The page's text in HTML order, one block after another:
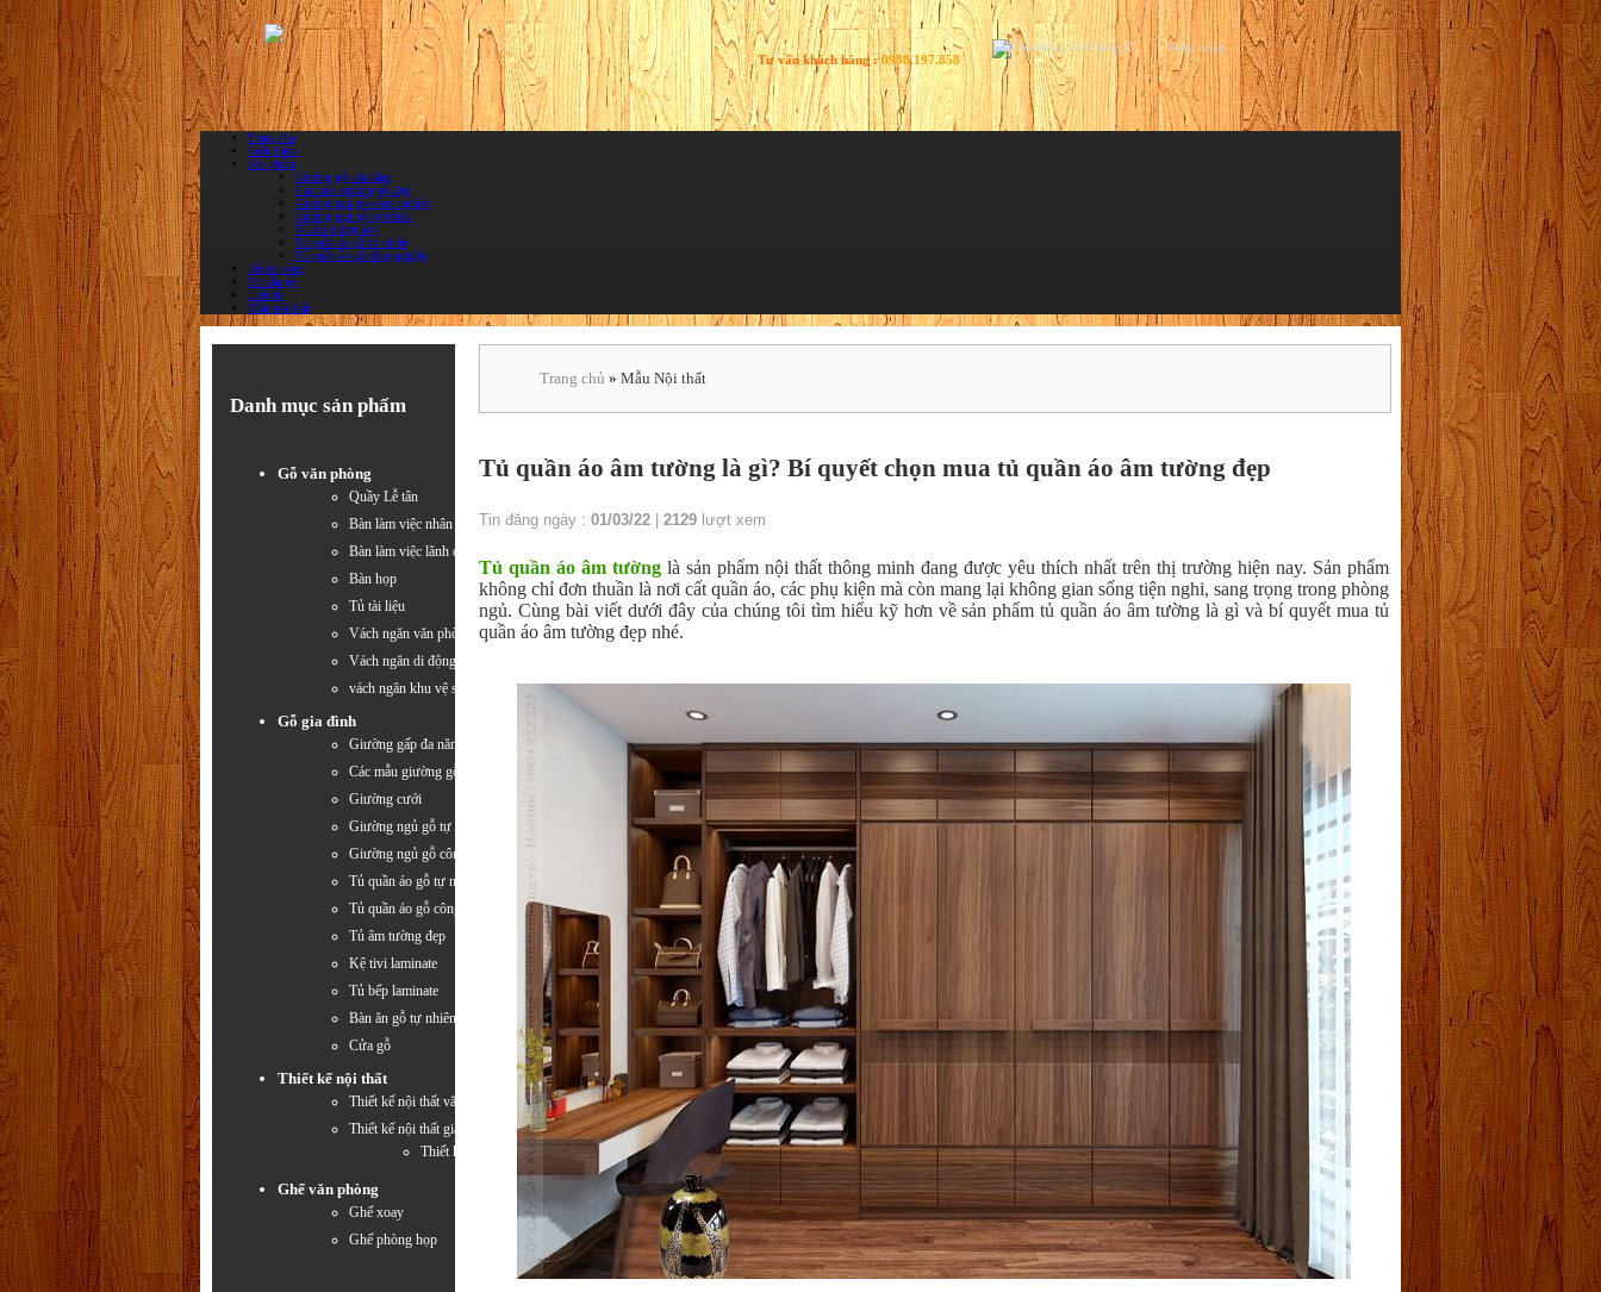
Tư vấn khách hàng :0988.197.858
Giỏ hàng (0) Đăng nhập
Trang chủ
Giới thiệu
Sản phẩm
Giường gấp đa năng
Các mẫu giường gỗ đẹp
Giường ngủ gỗ công nghiệp
Giường ngủ gỗ tự nhiên
Tủ âm tường đẹp
Tủ quần áo gỗ tự nhiên
Tủ quần áo gỗ công nghiệp
Đã thi công
Tư vấn gỗ
Liên hệ
Mẫu nội thất
Danh mục sản phẩm
Gỗ văn phòng
Quầy Lễ tân
Bàn làm việc nhân viên
Bàn làm việc lãnh đạo
Bàn họp
Tủ tài liệu
Vách ngăn văn phòng
Vách ngăn di động
vách ngăn khu vệ sinh
Gỗ gia đình
Giường gấp đa năng
Các mẫu giường gỗ đẹp
Giường cưới
Giường ngủ gỗ tự nhiên
Giường ngủ gỗ công nghiệp
Tủ quần áo gỗ tự nhiên
Tủ quần áo gỗ công nghiệp
Tủ âm tường đẹp
Kệ tivi laminate
Tủ bếp laminate
Bàn ăn gỗ tự nhiên
Cửa gỗ
Thiết kế nội thất
Thiết kế nội thất văn phòng
Thiết kế nội thất gia đình
Thiết kế phòng ngủ
Ghế văn phòng
Ghế xoay
Ghế phòng họp
Trang chủ » Mẫu Nội thất
Tủ quần áo âm tường là gì? Bí quyết chọn mua tủ quần áo âm tường đẹp
Tin đăng ngày : 01/03/22 2129 lượt xem
Tủ quần áo âm tường là sản phẩm nội thất thông minh đang được yêu thích nhất trên thị trường hiện nay. Sản phẩm
không chỉ đơn thuần là nơi cất quần áo, các phụ kiện mà còn mang lại không gian sống tiện nghi, sang trọng trong phòng
ngủ. Cùng bài viết dưới đây của chúng tôi tìm hiểu kỹ hơn về sản phẩm tủ quần áo âm tường là gì và bí quyết mua tủ
quần áo âm tường đẹp nhé.